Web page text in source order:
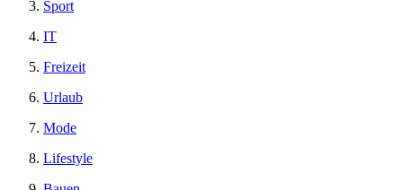
Sport
IT
Freizeit
Urlaub
Mode
Lifestyle